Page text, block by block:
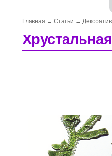
Главная → Статьи →